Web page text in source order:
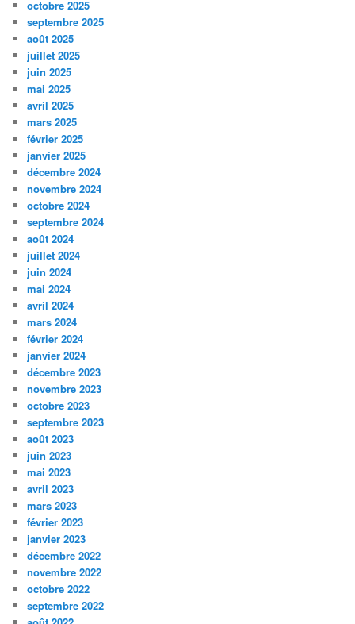
octobre 2025
septembre 2025
août 2025
juillet 2025
juin 2025
mai 2025
avril 2025
mars 2025
février 2025
janvier 2025
décembre 2024
novembre 2024
octobre 2024
septembre 2024
août 2024
juillet 2024
juin 2024
mai 2024
avril 2024
mars 2024
février 2024
janvier 2024
décembre 2023
novembre 2023
octobre 2023
septembre 2023
août 2023
juin 2023
mai 2023
avril 2023
mars 2023
février 2023
janvier 2023
décembre 2022
novembre 2022
octobre 2022
septembre 2022